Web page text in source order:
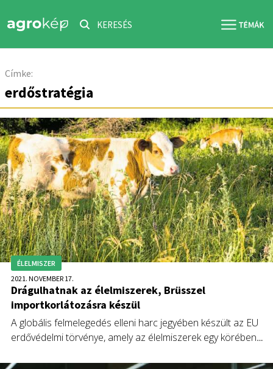
KERESÉS
Címke:
erdőstratégia
ÉLELMISZER
2021. NOVEMBER 17.
Drágulhatnak az élelmiszerek, Brüsszel
importkorlátozásra készül
A globális felmelegedés elleni harc jegyében készült az EU
erdővédelmi törvénye, amely az élelmiszerek egy körében
irtottak.